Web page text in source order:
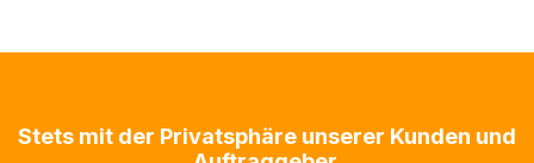
Stets mit der Privatsphäre unserer Kunden und